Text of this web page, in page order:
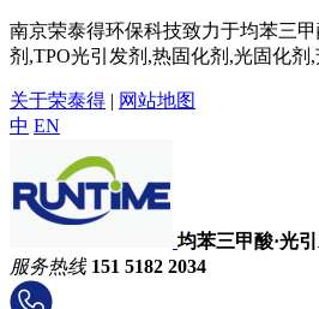
南京荣泰得环保科技致力于均苯三
剂,TPO光引发剂,热固化剂,光固化剂
关于荣泰得 | 网站地图
中 EN
均苯三甲酸·光
服务热线 151 5182 2034